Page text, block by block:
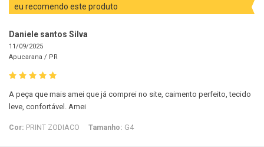
eu recomendo este produto
Daniele santos Silva
11/09/2025
Apucarana / PR
A peça que mais amei que já comprei no site, caimento perfeito, tecido
leve, confortável. Amei
Cor: PRINT ZODIACO Tamanho: G4